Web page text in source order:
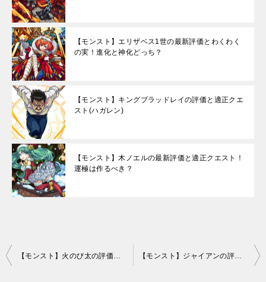
【モンスト】エリザベス1世の最新評価とわくわく
の実！進化と神化どっち？
【モンスト】キングブラッドレイの評価と適正クエ
スト(ハガレン)
【モンスト】木ノエルの最新評価と適正クエスト！
運極は作るべき？
投
【モンスト】火のび太の評価と運極適正 【モンスト】ジャイアンの評価と運極適正